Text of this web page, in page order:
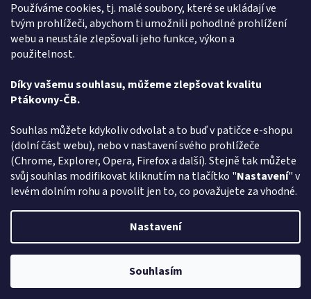
Používáme cookies, tj. malé soubory, které se ukládají ve
tvým prohlížeči, abychom ti umožnili pohodlné prohlížení
webu a neustále zlepšovali jeho funkce, výkon a
použitelnost.
Díky vašemu souhlasu, můžeme zlepšovat kvalitu
Ptákovny-ČB.
Souhlas můžete kdykoliv odvolat a to buď v patičce e-shopu
(dolní část webu), nebo v nastavení svého prohlížeče
(Chrome, Explorer, Opera, Firefox a další). Stejně tak můžete
svůj souhlas modifikovat kliknutím na tlačítko "Nastavení" v
levém dolním rohu a povolit jen to, co považujete za vhodné.
Nastavení
Souhlasím
RS renata svačinová
Hodnocení obchodu je 5 z 5 hvězdiček.
31.7.2026
Způsob ověřování recenzí
Copyright 2026Ptákoviny-CB. Všechna práva vyhrazena.Upravit
nastavení cookies